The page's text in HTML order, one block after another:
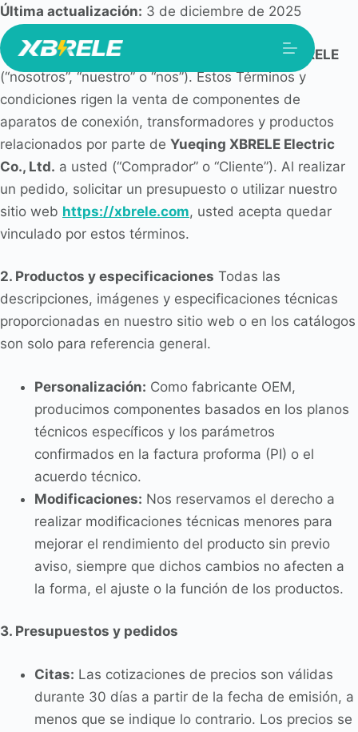
Saltar
al
contenido
Última actualización: 3 de diciembre de 2025
1. Aceptación de los términos Bienvenido aXBRELE
(“nosotros”, “nuestro” o “nos”). Estos Términos y
condiciones rigen la venta de componentes de
aparatos de conexión, transformadores y productos
relacionados por parte de Yueqing XBRELE Electric
Co., Ltd. a usted (“Comprador” o “Cliente”). Al realizar
un pedido, solicitar un presupuesto o utilizar nuestro
sitio web https://xbrele.com, usted acepta quedar
vinculado por estos términos.
2. Productos y especificaciones Todas las
descripciones, imágenes y especificaciones técnicas
proporcionadas en nuestro sitio web o en los catálogos
son solo para referencia general.
Personalización: Como fabricante OEM,
producimos componentes basados en los planos
técnicos específicos y los parámetros
confirmados en la factura proforma (PI) o el
acuerdo técnico.
Modificaciones: Nos reservamos el derecho a
realizar modificaciones técnicas menores para
mejorar el rendimiento del producto sin previo
aviso, siempre que dichos cambios no afecten a
la forma, el ajuste o la función de los productos.
3. Presupuestos y pedidos
Citas: Las cotizaciones de precios son válidas
durante 30 días a partir de la fecha de emisión, a
menos que se indique lo contrario. Los precios se